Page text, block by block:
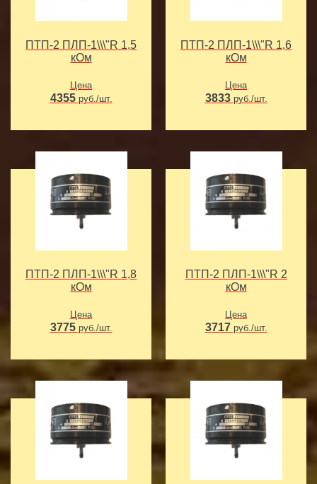
ПТП-2 ПЛП-1\\\"R 1,5
кОм
Цена
4355 руб./шт.
ПТП-2 ПЛП-1\\\"R 1,6
кОм
Цена
3833 руб./шт.
ПТП-2 ПЛП-1\\\"R 1,8
кОм
Цена
3775 руб./шт.
ПТП-2 ПЛП-1\\\"R 2
кОм
Цена
3717 руб./шт.